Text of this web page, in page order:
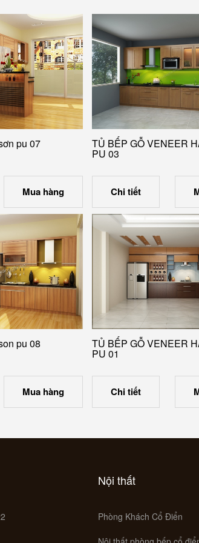
pu 07
Mua hàng
TỦ BẾP GỖ VENEER
PU 03
Chi tiết
pu 08
Mua hàng
TỦ BẾP GỖ VENEER
PU 01
Chi tiết
Nội thất
Phòng Khách Cổ Điển